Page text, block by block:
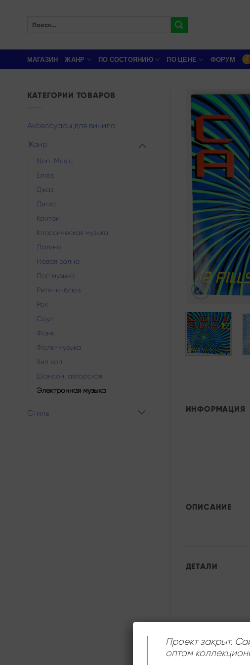
МАГАЗИН ЖАНР ПО СОСТОЯНИЮ ПО ЦЕНЕ ФОРУМ
КАТЕГОРИИ ТОВАРОВ
Аксессуары для винила
Жанр
Non-Music
Блюз
Джаз
Диско
Кантри
Классическая музыка
Латино
Новая волна
Поп музыка
Ритм-н-блюз
Рок
Соул
Фанк
Фолк-музыка
Хип хоп
Шансон, авторская
Электронная музыка
Стиль ИНФОРМАЦИЯ
ОПИСАНИЕ
ДЕТАЛИ
Проект закрыт.
оптом